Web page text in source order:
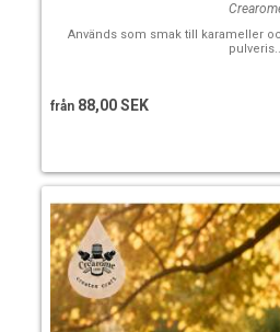
Används som smak till karameller
från 88,00 SEK